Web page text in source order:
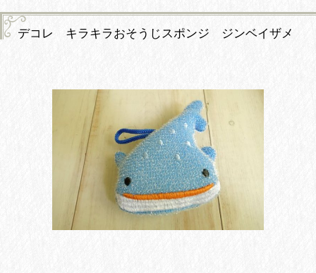
デコレ キラキラおそうじスポンジ ジンベイザメ